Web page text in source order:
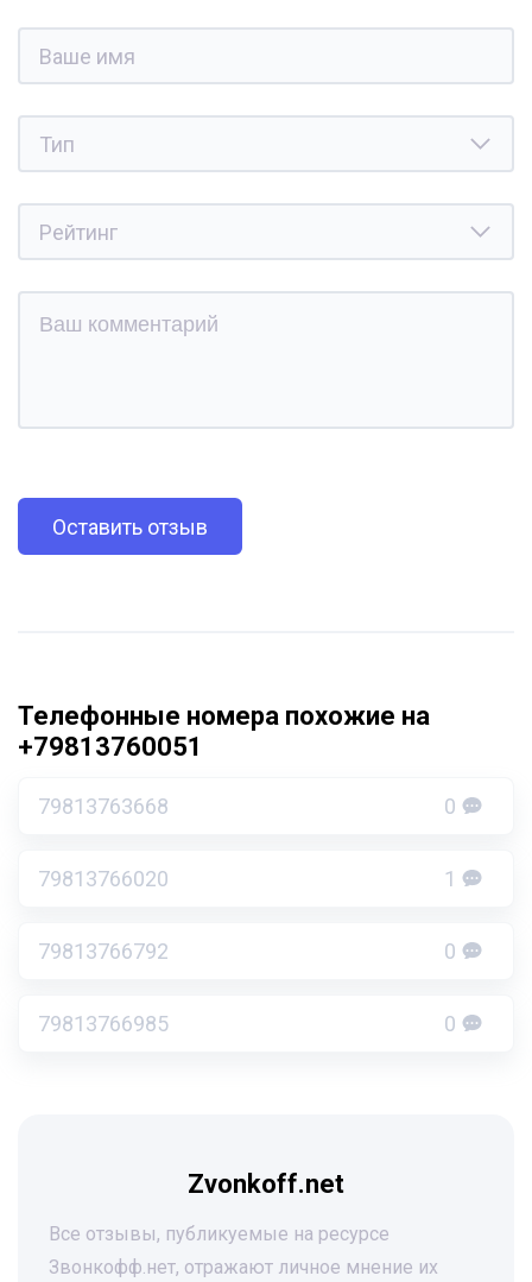
Оставить отзыв
Телефонные номера похожие на
+79813760051
79813763668 0
79813766020 1
79813766792 0
79813766985 0
Zvonkoff.net
Все отзывы, публикуемые на ресурсе
Звонкофф.нет, отражают личное мнение их